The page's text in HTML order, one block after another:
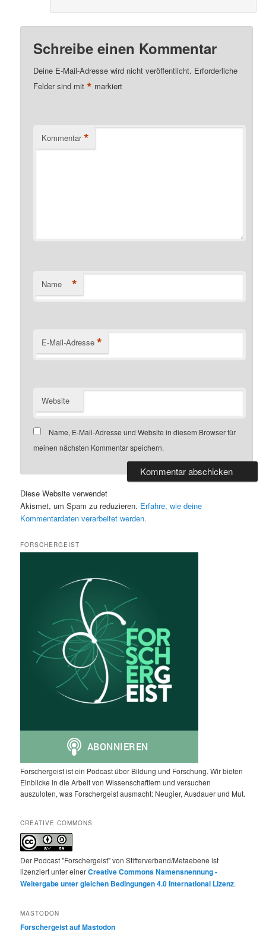
Schreibe einen Kommentar
Deine E-Mail-Adresse wird nicht veröffentlicht. Erforderliche
Felder sind mit* markiert
Kommentar *
Name *
E-Mail-Adresse *
Website
Name, E-Mail-Adresse und Website in diesem Browser für
meinen nächsten Kommentar speichern.
Diese Website verwendet
Akismet, um Spam zu reduzieren. Erfahre, wie deine
Kommentardaten verarbeitet werden.
FORSCHERGEIST
Forschergeist ist ein Podcast über Bildung und Forschung. Wir bieten
Einblicke in die Arbeit von Wissenschaftlern und versuchen
auszuloten, was Forschergeist ausmacht: Neugier, Ausdauer und Mut.
CREATIVE COMMONS
Der Podcast "Forschergeist" von Stifterverband/Metaebene ist
lizenziert unter einerCreative Commons Namensnennung -
Weitergabe unter gleichen Bedingungen 4.0 International Lizenz.
MASTODON
Forschergeist auf Mastodon